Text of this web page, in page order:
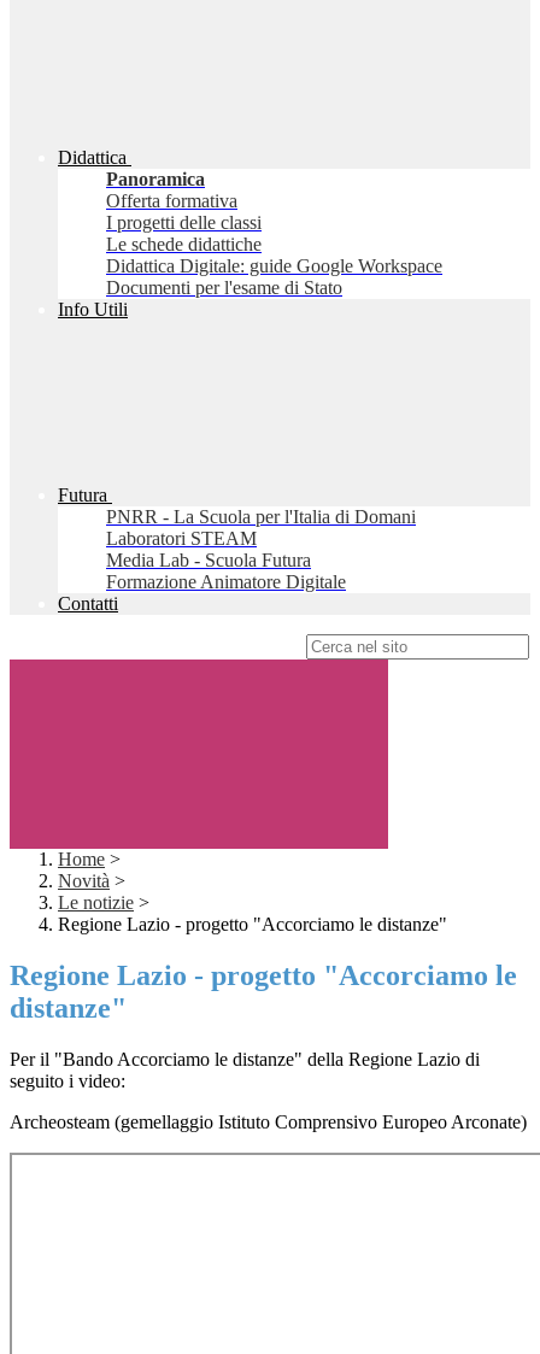
Didattica
Panoramica
Offerta formativa
I progetti delle classi
Le schede didattiche
Didattica Digitale: guide Google Workspace
Documenti per l'esame di Stato
Info Utili
Futura
PNRR - La Scuola per l'Italia di Domani
Laboratori STEAM
Media Lab - Scuola Futura
Formazione Animatore Digitale
Contatti
Home >
Novità >
Le notizie >
Regione Lazio - progetto "Accorciamo le distanze"
Regione Lazio - progetto "Accorciamo le
distanze"
Per il "Bando Accorciamo le distanze" della Regione Lazio di
seguito i video:
Archeosteam (gemellaggio Istituto Comprensivo Europeo Arconate)